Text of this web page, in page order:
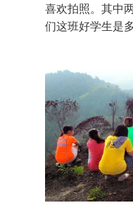
喜欢拍照。其中
们这班好学生是